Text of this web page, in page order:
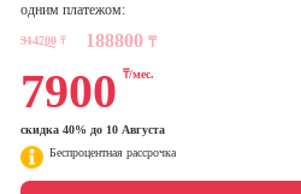
Школа бизнеса и
управления
Фотошкола
одним платежом:
314700 ₸ 188800 ₸
7900 ₸/мес.
скидка 40% до 10 Августа
Беспроцентная рассрочка